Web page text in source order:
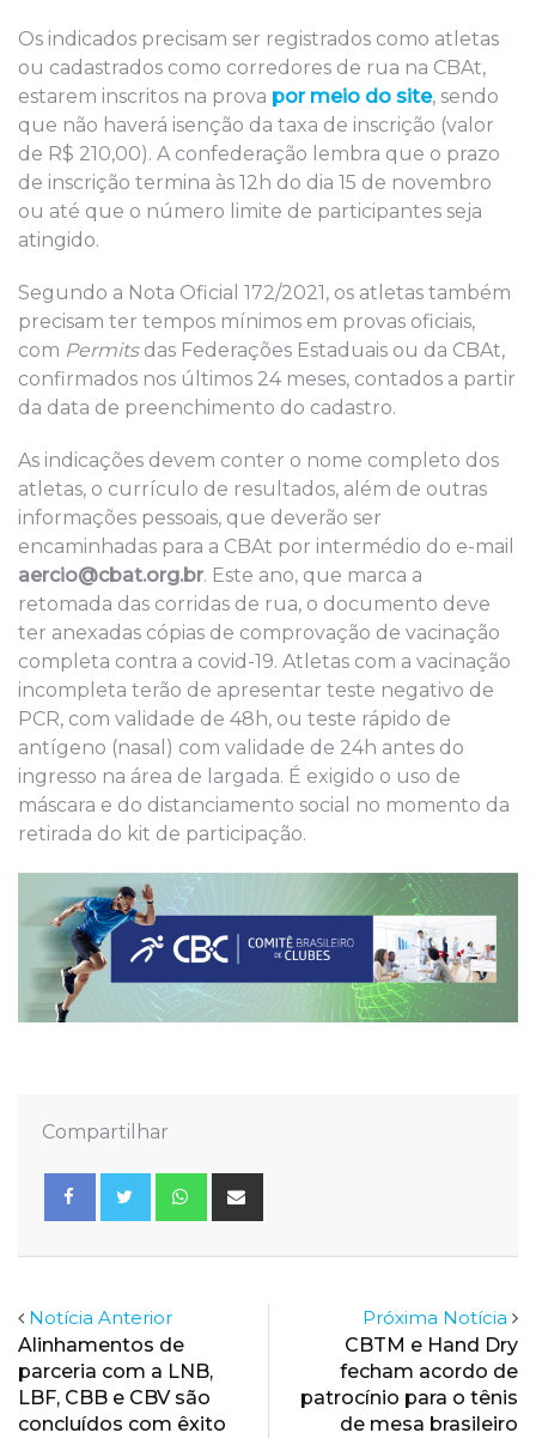
Os indicados precisam ser registrados como atletas
ou cadastrados como corredores de rua na CBAt,
estarem inscritos na prova por meio do site, sendo
que não haverá isenção da taxa de inscrição (valor
de R$ 210,00). A confederação lembra que o prazo
de inscrição termina às 12h do dia 15 de novembro
ou até que o número limite de participantes seja
atingido.
Segundo a Nota Oficial 172/2021, os atletas também
precisam ter tempos mínimos em provas oficiais,
com Permits das Federações Estaduais ou da CBAt,
confirmados nos últimos 24 meses, contados a partir
da data de preenchimento do cadastro.
As indicações devem conter o nome completo dos
atletas, o currículo de resultados, além de outras
informações pessoais, que deverão ser
encaminhadas para a CBAt por intermédio do e-mail
aercio@cbat.org.br. Este ano, que marca a
retomada das corridas de rua, o documento deve
ter anexadas cópias de comprovação de vacinação
completa contra a covid-19. Atletas com a vacinação
incompleta terão de apresentar teste negativo de
PCR, com validade de 48h, ou teste rápido de
antígeno (nasal) com validade de 24h antes do
ingresso na área de largada. É exigido o uso de
máscara e do distanciamento social no momento da
retirada do kit de participação.
Compartilhar
Whatsapp
Notícia Anterior
Alinhamentos de
parceria com a LNB,
LBF, CBB e CBV são
concluídos com êxito
Próxima Notícia
CBTM e Hand Dry
fecham acordo de
patrocínio para o tênis
de mesa brasileiro